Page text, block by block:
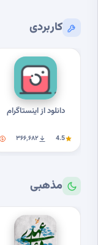
کاربردی
دانلود از اینستاگرام
4.5 ۳۶۶٬۶۸۲
مذهبی